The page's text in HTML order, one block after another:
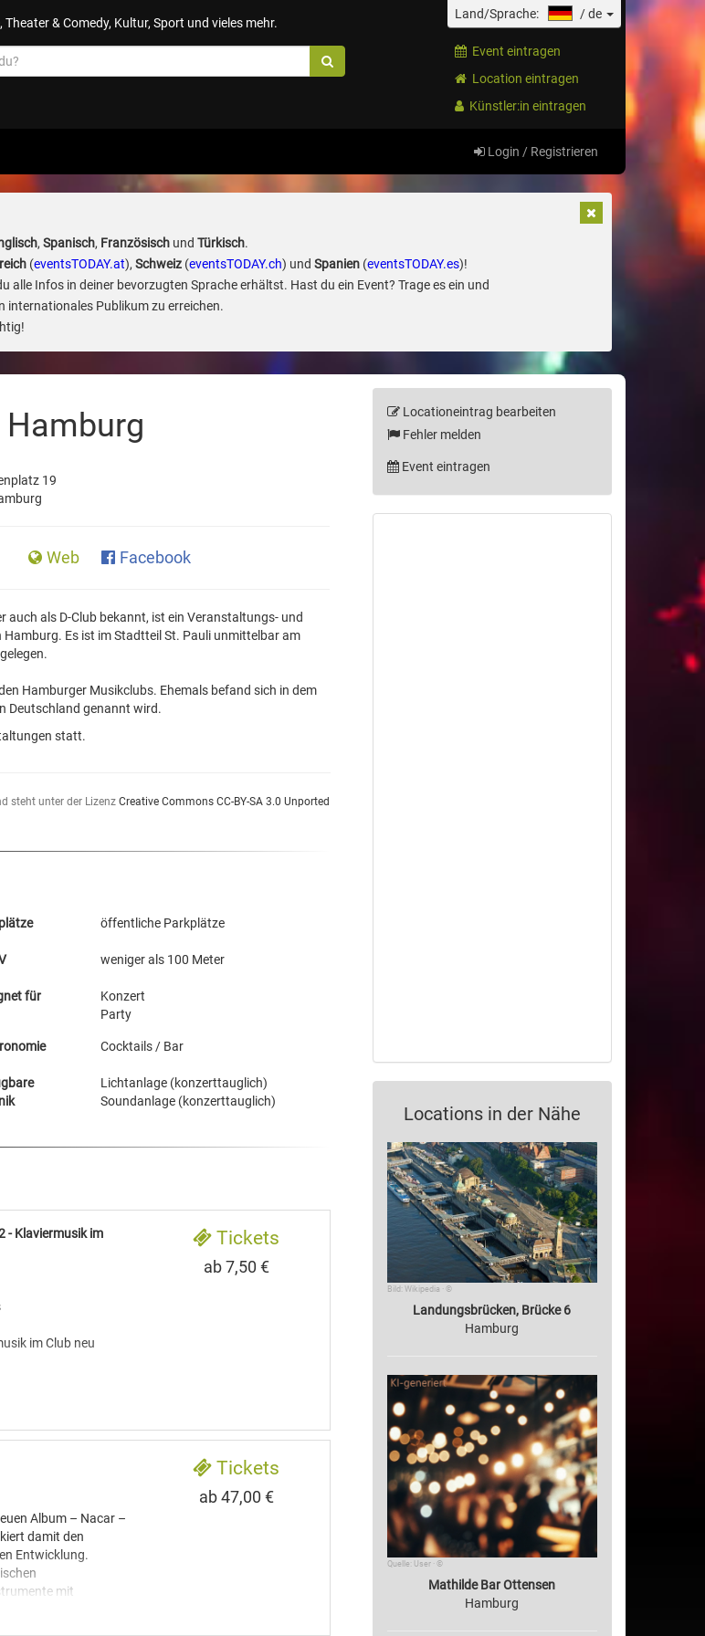
Theater & Comedy, Kultur, Sport und vieles mehr.
Land/Sprache: /de
Event eintragen
Location eintragen
Künstler:in eintragen
Login / Registrieren
, Spanisch, Französischund Türkisch.
(eventsTODAY.at), Schweiz(eventsTODAY.ch) und Spanien(eventsTODAY.es)!
Infos in deiner bevorzugten Sprache erhältst. Hast du ein Event? Trage es ein und
internationales Publikum zu erreichen.
19
Web Facebook
auch als D-Club bekannt, ist ein Veranstaltungs- und
Es ist im Stadtteil St. Pauli unmittelbar am
Hamburger Musikclubs. Ehemals befand sich in dem
Deutschland genannt wird.
statt.
steht unter der Lizenz Creative Commons CC-BY-SA 3.0 Unported
öffentliche Parkplätze
weniger als 100 Meter
für
Konzert
Party
Cocktails / Bar
Lichtanlage (konzerttauglich)
Soundanlage (konzerttauglich)
- Klaviermusik im
im Club neu
Hamburg
und stattdessen
Besonderes.
Herbst
außergewöhnlichen
Tickets
ab 7,50 €
Album – Nacar –
damit den
Entwicklung.
mit
Tickets
ab 47,00 €
Locationeintrag bearbeiten
Fehler melden
Event eintragen
Locations in der Nähe
Bild: Wikipedia · ©
Landungsbrücken, Brücke 6
Hamburg
Quelle: User · ©
Mathilde Bar Ottensen
Hamburg